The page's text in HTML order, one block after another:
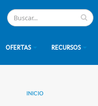
OFERTAS RECURSOS
INICIO